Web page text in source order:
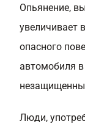
Опьянение,
увеличивает
опасного
автомобиля в
Люди,